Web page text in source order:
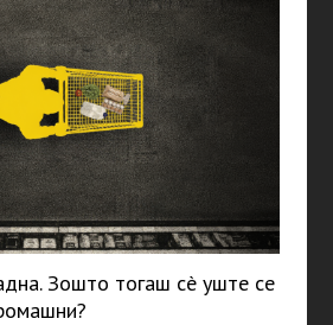
Зошто тогаш сè уште се